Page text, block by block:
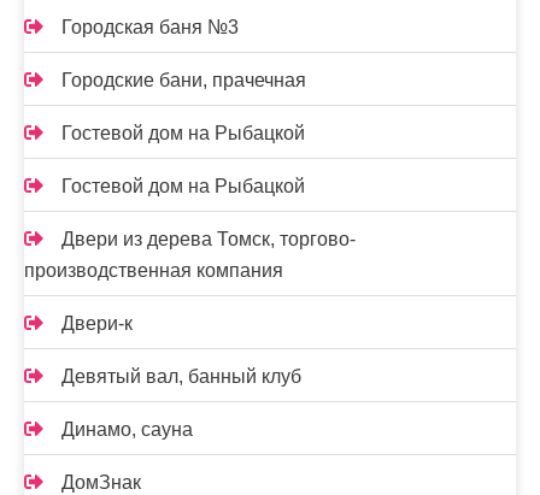
Городская баня №3
Городские бани, прачечная
Гостевой дом на Рыбацкой
Гостевой дом на Рыбацкой
Двери из дерева Томск, торгово-
производственная компания
Двери-к
Девятый вал, банный клуб
Динамо, сауна
ДомЗнак